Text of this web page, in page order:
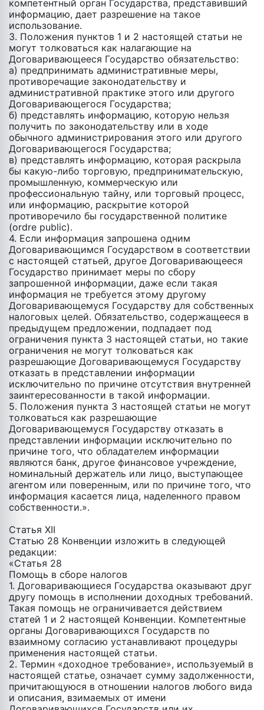
компетентный орган Государства, представивший
информацию, дает разрешение на такое
использование.
3. Положения пунктов 1 и 2 настоящей статьи не
могут толковаться как налагающие на
Договаривающееся Государство обязательство:
а) предпринимать административные меры,
противоречащие законодательству и
административной практике этого или другого
Договаривающегося Государства;
б) представлять информацию, которую нельзя
получить по законодательству или в ходе
обычного администрирования этого или другого
Договаривающегося Государства;
в) представлять информацию, которая раскрыла
бы какую-либо торговую, предпринимательскую,
промышленную, коммерческую или
профессиональную тайну, или торговый процесс,
или информацию, раскрытие которой
противоречило бы государственной политике
(ordre public).
4. Если информация запрошена одним
Договаривающимся Государством в соответствии
с настоящей статьей, другое Договаривающееся
Государство принимает меры по сбору
запрошенной информации, даже если такая
информация не требуется этому другому
Договаривающемуся Государству для собственных
налоговых целей. Обязательство, содержащееся в
предыдущем предложении, подпадает под
ограничения пункта 3 настоящей статьи, но такие
ограничения не могут толковаться как
разрешающие Договаривающемуся Государству
отказать в представлении информации
исключительно по причине отсутствия внутренней
заинтересованности в такой информации.
5. Положения пункта 3 настоящей статьи не могут
толковаться как разрешающие
Договаривающемуся Государству отказать в
представлении информации исключительно по
причине того, что обладателем информации
являются банк, другое финансовое учреждение,
номинальный держатель или лицо, выступающее
агентом или поверенным, или по причине того, что
информация касается лица, наделенного правом
собственности.».
Статья XII
Статью 28 Конвенции изложить в следующей
редакции:
«Статья 28
Помощь в сборе налогов
1. Договаривающиеся Государства оказывают друг
другу помощь в исполнении доходных требований.
Такая помощь не ограничивается действием
статей 1 и 2 настоящей Конвенции. Компетентные
органы Договаривающихся Государств по
взаимному согласию устанавливают процедуры
применения настоящей статьи.
2. Термин «доходное требование», используемый в
настоящей статье, означает сумму задолженности,
причитающуюся в отношении налогов любого вида
и описания, взимаемых от имени